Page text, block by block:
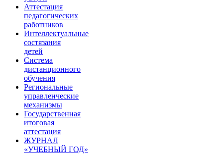
Аттестация
педагогических
работников
Интеллектуальные
состязания
детей
Система
дистанционного
обучения
Региональные
управленческие
механизмы
Государственная
итоговая
аттестация
ЖУРНАЛ
«УЧЕБНЫЙ ГОД»